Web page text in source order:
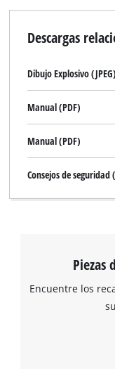
to
the
Descargas
Dibujo Explosivo (JPEG)
Manual (PDF)
Manual (PDF)
Consejos de seguridad
Piezas
Encuentre los